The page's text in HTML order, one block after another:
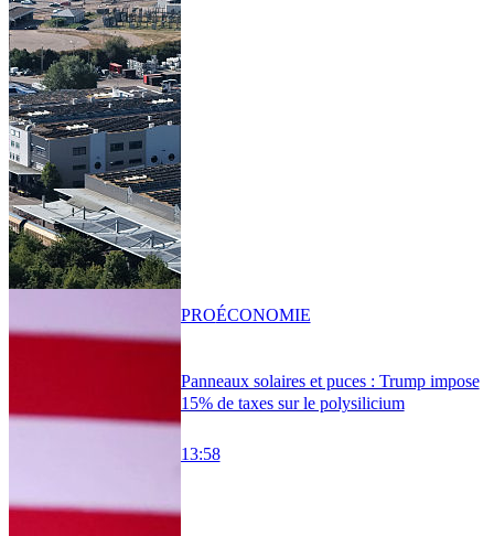
Panneaux solaires et puces : Trump impose
15% de taxes sur le polysilicium
13:58
PROÉCONOMIE